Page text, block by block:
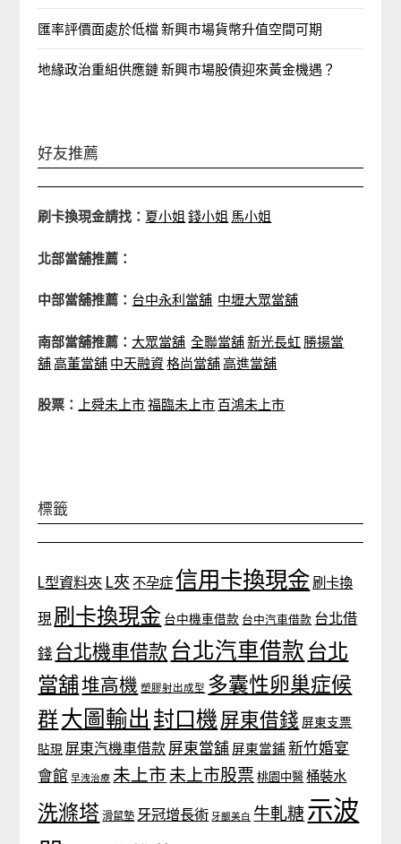
匯率評價面處於低檔 新興市場貨幣升值空間可期
地緣政治重組供應鏈 新興市場股債迎來黃金機遇？
好友推薦
刷卡換現金請找： 夏小姐 錢小姐 馬小姐
北部當舖推薦：
中部當舖推薦： 台中永利當舖 中壢大眾當舖
南部當舖推薦： 大眾當舖 全聯當舖新光長虹 勝揚當
舖高董當舖 中天融資格尚當舖高進當舖
股票： 上舜未上市福臨未上市 百鴻未上市
標籤
L型資料夾 L夾 不孕症 信用卡換現金 刷卡換
現 刷卡換現金 台中機車借款 台中汽車借款 台北借
錢 台北機車借款 台北汽車借款 台北
當舖堆高機 塑膠射出成型 多囊性卵巢症候
群大圖輸出 封口機 屏東借錢 屏東支票
貼現 屏東汽機車借款 屏東當舖 屏東當鋪 新竹婚宴
會館 早洩治療 未上市 未上市股票 桃園中醫 桶裝水
洗滌塔 滑鼠墊 牙冠增長術 牙齦美白 牛軋糖示波